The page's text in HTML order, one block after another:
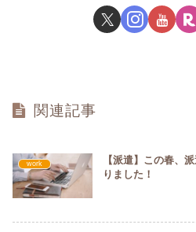
関連記事
work
【派遣】この春、
りました！